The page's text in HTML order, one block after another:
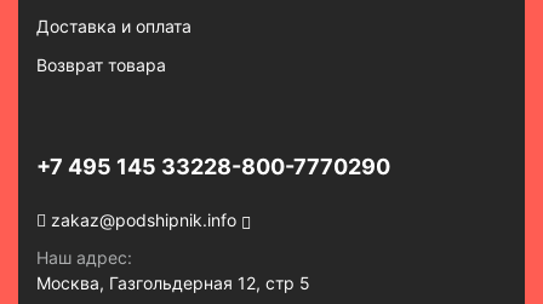
Доставка и оплата
Возврат товара
+7 495 145 33228-800-7770290
zakaz@podshipnik.info
Наш адрес:
Москва, Газгольдерная 12, стр 5